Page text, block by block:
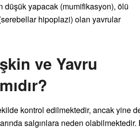
yapacak (mumifikasyon), ölü
hipoplazi) olan yavrular
ve Yavru
kontrol edilmektedir, ancak yine
salgınlara neden olabilmektedir.